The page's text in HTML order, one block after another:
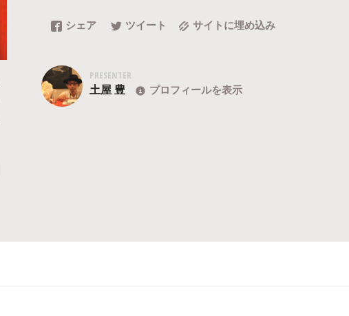
シェア ツイート サイトに埋め込み
PRESENTER
土屋 豊 プロフィールを表示